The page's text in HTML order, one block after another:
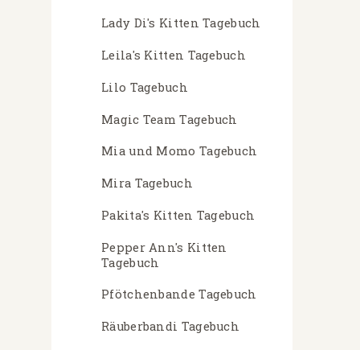
Lady Di's Kitten Tagebuch
Leila's Kitten Tagebuch
Lilo Tagebuch
Magic Team Tagebuch
Mia und Momo Tagebuch
Mira Tagebuch
Pakita's Kitten Tagebuch
Pepper Ann's Kitten
Tagebuch
Pfötchenbande Tagebuch
Räuberbandi Tagebuch